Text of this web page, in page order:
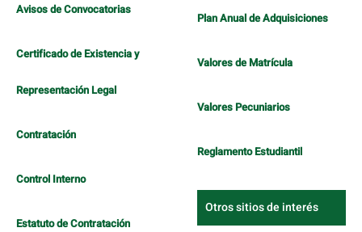
Avisos de Convocatorias
Certificado de Existencia y
Representación Legal
Contratación
Control Interno
Estatuto de Contratación
Plan Anual de Adquisiciones
Valores de Matrícula
Valores Pecuniarios
Reglamento Estudiantil
Otros sitios de interés